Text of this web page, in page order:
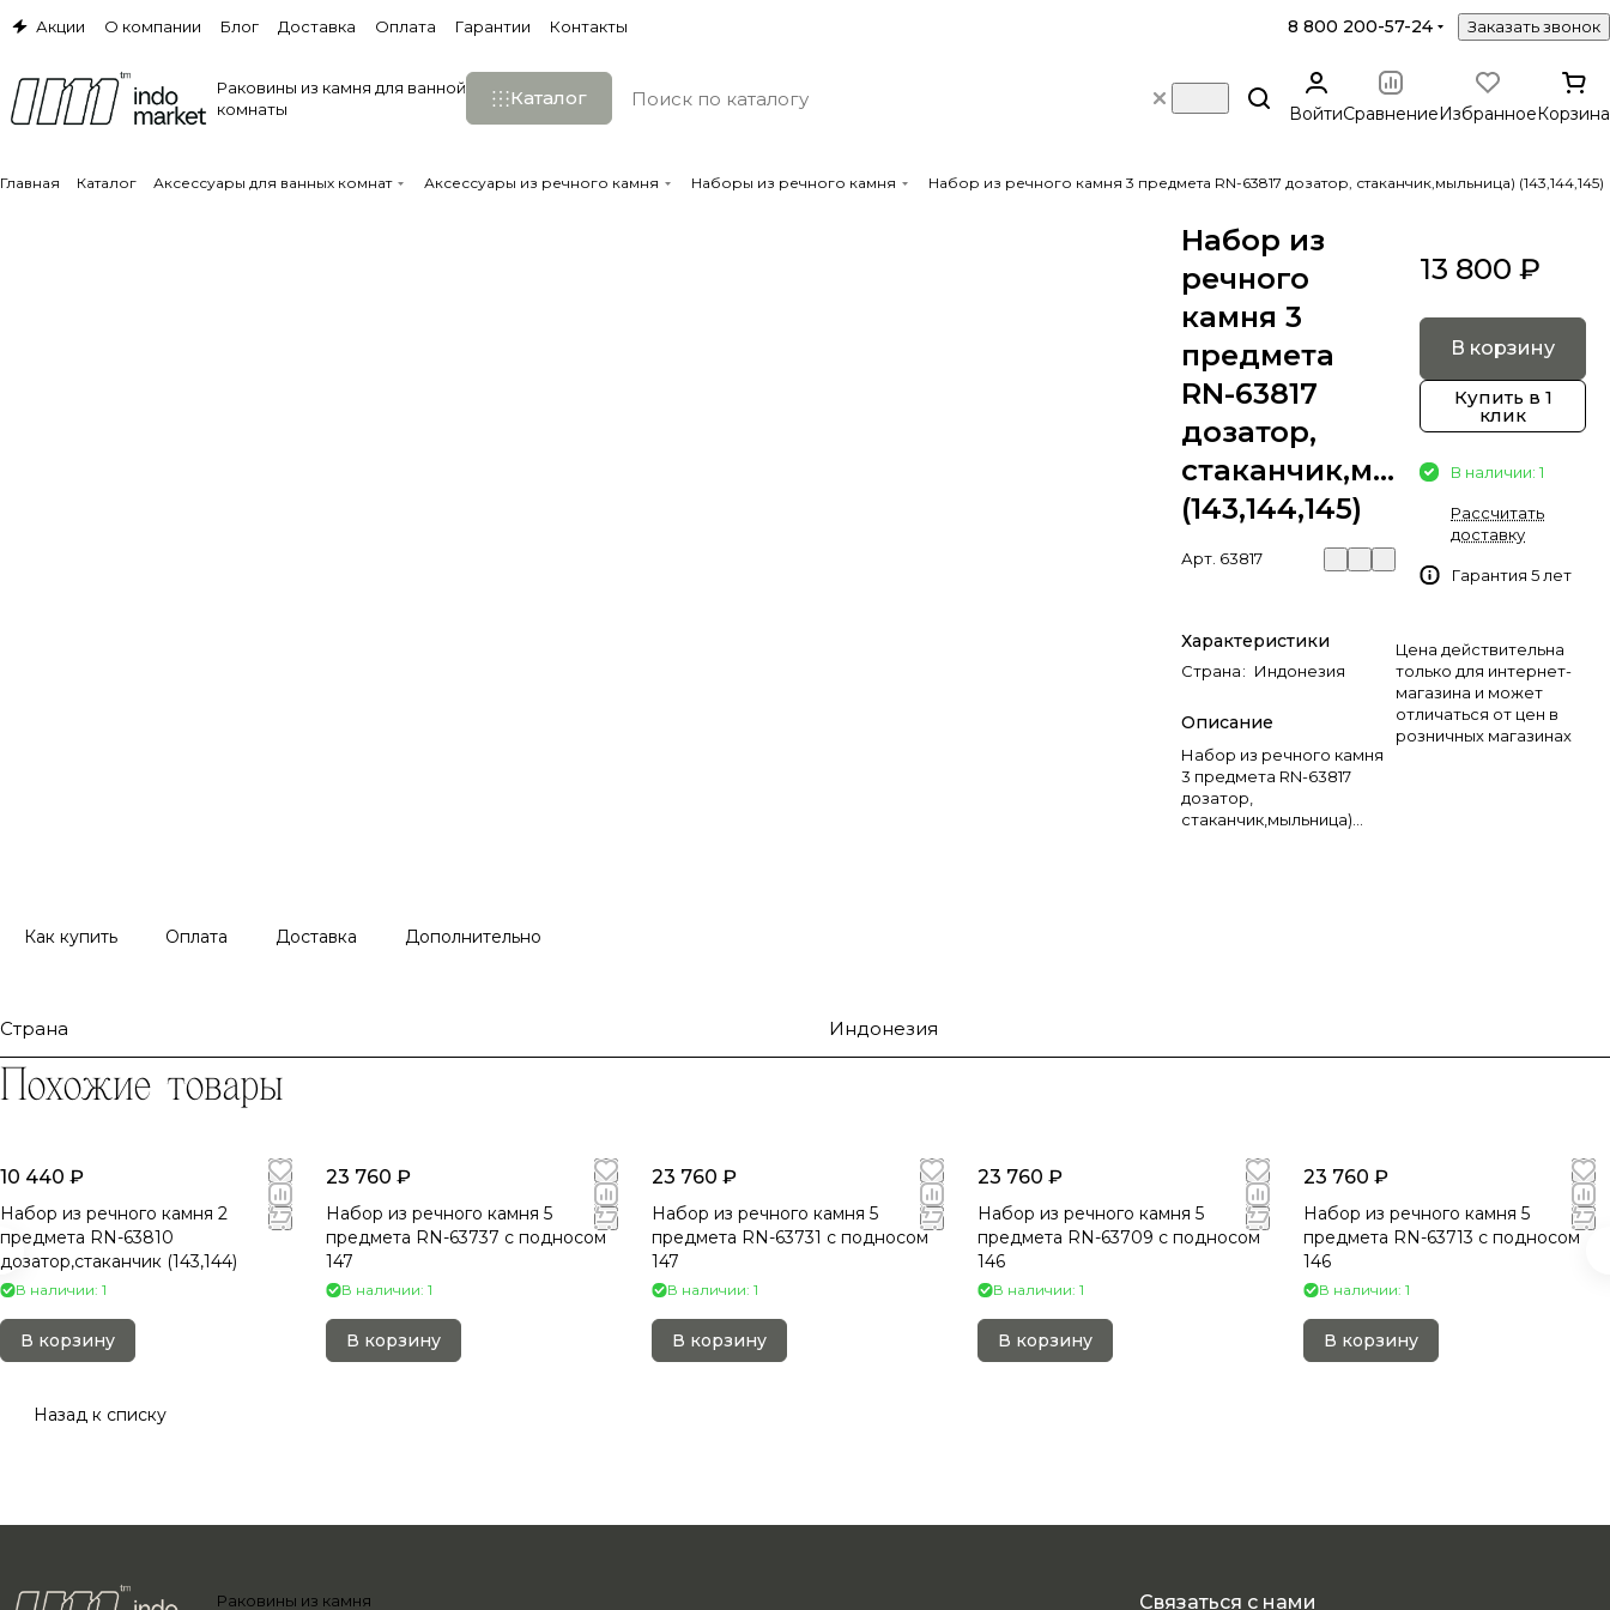
Акции О компании Блог Доставка Оплата Гарантии Контакты 8 800 200-57-24 Заказать звонок
Раковины из камня для ванной
комнаты
Каталог
ВойтиСравнениеИзбранноеКорзина
Главная Каталог Аксессуары для ванных комнат Аксессуары из речного камня Наборы из речного камня Набор из речного камня 3 предмета RN-63817 дозатор, стаканчик,мыльница) (143,144,145)
Набор из
речного
камня 3
предмета
RN-63817
дозатор,
стаканчик,мыльница)
(143,144,145)
Арт. 63817
Характеристики
Страна: Индонезия
Описание
Набор из речного камня
3 предмета RN-63817
дозатор,
стаканчик,мыльница)
13 800 ₽
В корзину
Купить в 1
клик
В наличии: 1
Рассчитать
доставку
Гарантия 5 лет
Цена действительна
только для интернет-
магазина и может
отличаться от цен в
розничных магазинах
Как купить Оплата Доставка Дополнительно
Страна Индонезия
Похожие товары
10 440 ₽
Набор из речного камня 2
предмета RN-63810
дозатор,стаканчик (143,144)
В наличии: 1
В корзину
23 760 ₽
Набор из речного камня 5
предмета RN-63737 c подносом
147
В наличии: 1
В корзину
23 760 ₽
Набор из речного камня 5
предмета RN-63731 c подносом
147
В наличии: 1
В корзину
23 760 ₽
Набор из речного камня 5
предмета RN-63709 c подносом
146
В наличии: 1
В корзину
23 760 ₽
Набор из речного камня 5
предмета RN-63713 c подносом
146
В наличии: 1
В корзину
Назад к списку
Раковины из камня Связаться с нами